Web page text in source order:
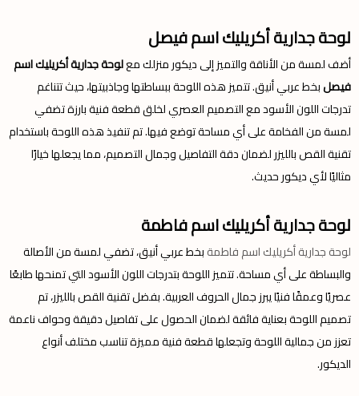
لوحة جدارية أكريليك اسم فيصل
أضف لمسة من الأناقة والتميز إلى ديكور منزلك معلوحة جدارية أكريليك اسم
فيصلبخط عربي أنيق. تتميز هذه اللوحة ببساطتها وجاذبيتها، حيث تتناغم
تدرجات اللون الأسود مع التصميم العصري لخلق قطعة فنية بارزة تضفي
لمسة من الفخامة على أي مساحة توضع فيها. تم تنفيذ هذه اللوحة باستخدام
تقنية القص بالليزر لضمان دقة التفاصيل وجمال التصميم، مما يجعلها خيارًا
مثاليًا لأي ديكور حديث.
لوحة جدارية أكريليك اسم فاطمة
لوحة جدارية أكريليك اسم فاطمةبخط عربي أنيق، تضفي لمسة من الأصالة
والبساطة على أي مساحة. تتميز اللوحة بتدرجات اللون الأسود التي تمنحها طابعًا
عصريًا وعمقًا فنيًا يبرز جمال الحروف العربية. بفضل تقنية القص بالليزر، تم
تصميم اللوحة بعناية فائقة لضمان الحصول على تفاصيل دقيقة وحواف ناعمة
تعزز من جمالية اللوحة وتجعلها قطعة فنية مميزة تناسب مختلف أنواع
الديكور.